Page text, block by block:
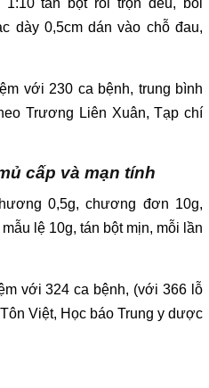
dày 0,5cm dán vào chỗ đau,
với 230 ca bệnh, trung bình
Trương Liên Xuân, Tạp chí
cấp và mạn tính
0,5g, chương đơn 10g,
lệ 10g, tán bột mịn, mỗi lần
với 324 ca bệnh, (với 366 lỗ
Việt, Học báo Trung y dược